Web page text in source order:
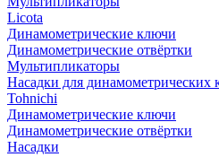
Licota
Динамометрические ключи
Динамометрические отвёртки
Мультипликаторы
Насадки для динамометрических
Tohnichi
Динамометрические ключи
Динамометрические отвёртки
Насадки